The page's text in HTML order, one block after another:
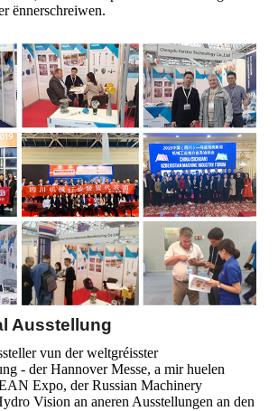
ënnerschreiwen.
Ausstellung
vun der weltgréisster
- der Hannover Messe, a mir huelen
Expo, der Russian Machinery
Vision an aneren Ausstellungen an den